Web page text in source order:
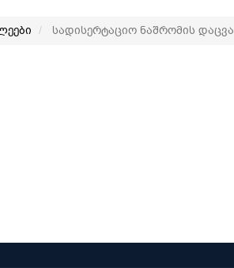
სადისერტაციო ნაშრომის დაცვა